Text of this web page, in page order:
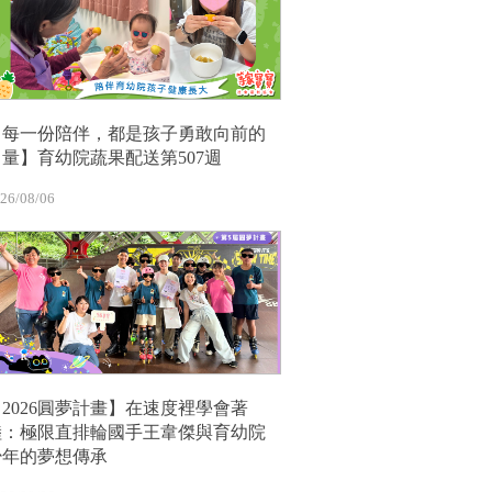
一份陪伴，都是孩子勇敢向前的
】育幼院蔬果配送第507週
08/06
圓夢計畫】在速度裡學會著
極限直排輪國手王韋傑與育幼院
的夢想傳承